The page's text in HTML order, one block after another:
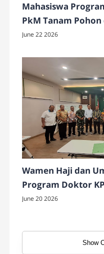
Mahasiswa
PkM Tanam Pohon
June 22 2026
Wamen Haji dan
Program Doktor
June 20 2026
Show